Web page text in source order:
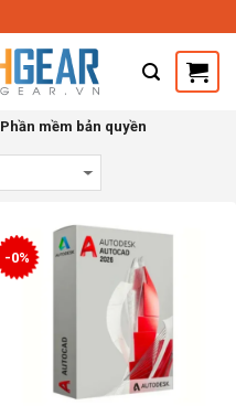
Phần mềm bản quyền
-0%